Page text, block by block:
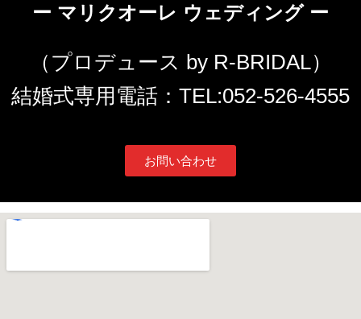
ー マリクオーレ ウェディング ー
（プロデュース by R-BRIDAL）
結婚式専用電話：TEL:052-526-4555
お問い合わせ